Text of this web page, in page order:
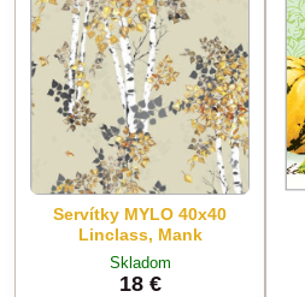
Servítky MYLO 40x40
Linclass, Mank
Skladom
18 €